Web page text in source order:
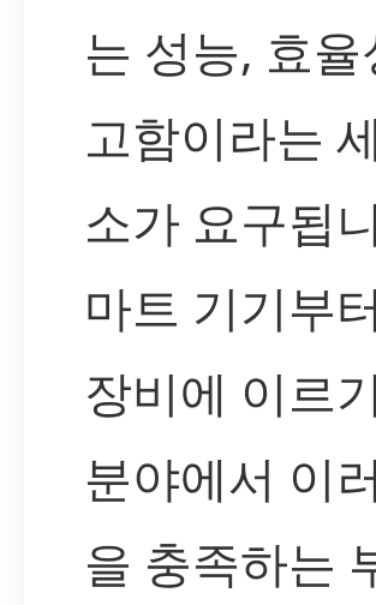
는 성능, 효
고함이라는
소가 요구됩
마트 기기부
장비에 이르
분야에서 이
을 충족하는